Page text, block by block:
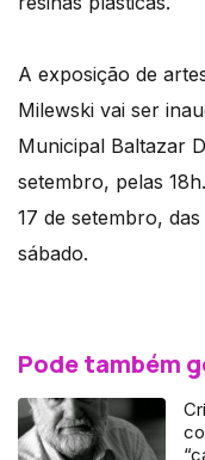
A exposição de
Milewski vai ser
Municipal Baltazar
setembro, pelas
17 de setembro,
sábado.
Pode também